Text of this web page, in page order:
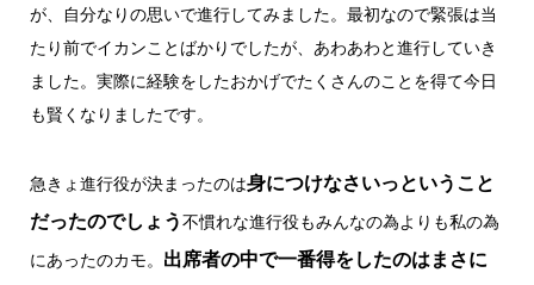
が、自分なりの思いで進行してみました。最初なので緊張は当
たり前でイカンことばかりでしたが、あわあわと進行していき
ました。実際に経験をしたおかげでたくさんのことを得て今日
も賢くなりましたです。
急きょ進行役が決まったのは身につけなさいっということ
だったのでしょう不慣れな進行役もみんなの為よりも私の為
にあったのカモ。 出席者の中で一番得をしたのはまさに